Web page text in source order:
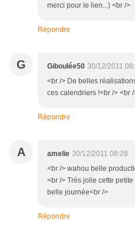
merci pour le lien...) <br />
Répondre
G Giboulée50 30/12/2011
<br /> De belles
ces calendriers !<br /> <br
Répondre
A amelie 30/12/2011 08:28
<br /> wahou belle
<br /> Très jolie cette
belle journée<br />
Répondre